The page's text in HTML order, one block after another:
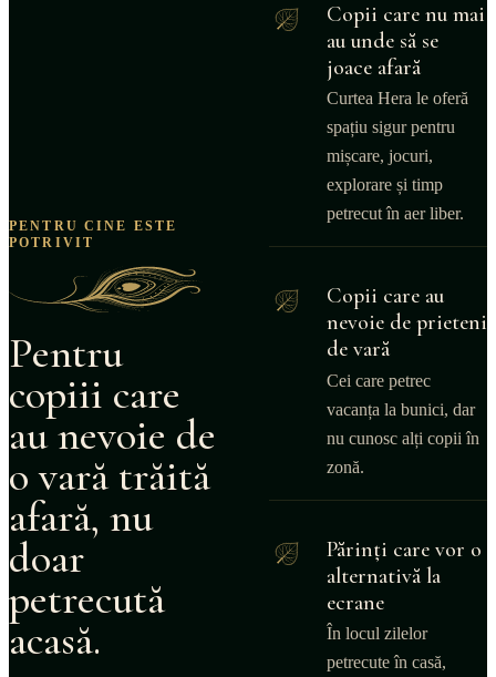
PENTRU CINE ESTE
POTRIVIT
Pentru
copiii care
au nevoie de
o vară trăită
afară, nu
doar
petrecută
acasă.
Copii care nu mai
au unde să se
joace afară
Curtea Hera le oferă
spațiu sigur pentru
mișcare, jocuri,
explorare și timp
petrecut în aer liber.
Copii care au
nevoie de prieteni
de vară
Cei care petrec
vacanța la bunici, dar
nu cunosc alți copii în
zonă.
Părinți care vor o
alternativă la
ecrane
În locul zilelor
petrecute în casă,